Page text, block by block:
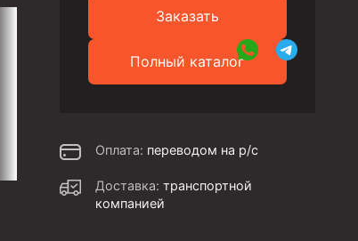
Заказать
Полный каталог
Оплата: переводом на р/с
Доставка: транспортной
компанией